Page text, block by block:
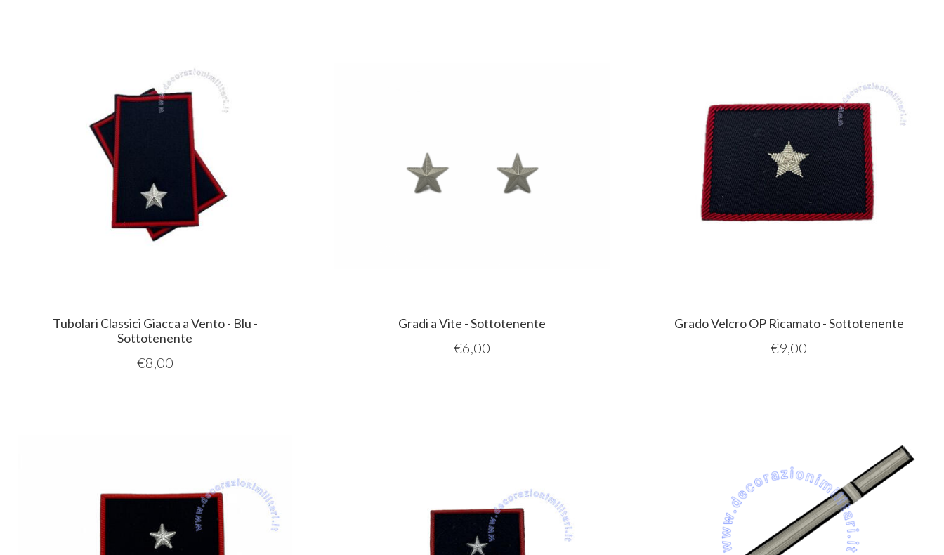
Tubolari Classici Giacca a Vento - Blu -
Sottotenente
€8,00
Gradi a Vite - Sottotenente
€6,00
Grado Velcro OP Ricamato - Sottotenente
€9,00